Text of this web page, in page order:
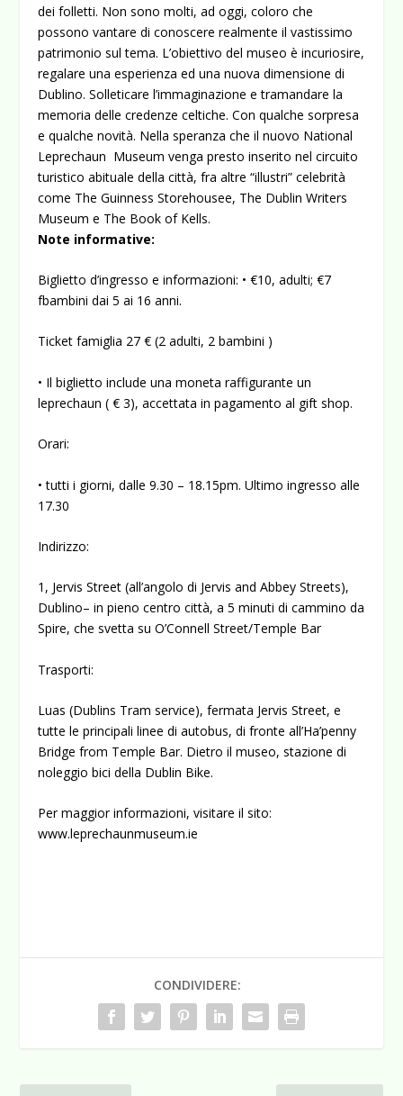
dei folletti. Non sono molti, ad oggi, coloro che
possono vantare di conoscere realmente il vastissimo
patrimonio sul tema. L’obiettivo del museo è incuriosire,
regalare una esperienza ed una nuova dimensione di
Dublino. Solleticare l’immaginazione e tramandare la
memoria delle credenze celtiche. Con qualche sorpresa
e qualche novità. Nella speranza che il nuovo National
Leprechaun Museum venga presto inserito nel circuito
turistico abituale della città, fra altre “illustri” celebrità
come The Guinness Storehousee, The Dublin Writers
Museum e The Book of Kells.
Note informative:
Biglietto d’ingresso e informazioni: • €10, adulti; €7
fbambini dai 5 ai 16 anni.
Ticket famiglia 27 € (2 adulti, 2 bambini )
• Il biglietto include una moneta raffigurante un
leprechaun ( € 3), accettata in pagamento al gift shop.
Orari:
• tutti i giorni, dalle 9.30 – 18.15pm. Ultimo ingresso alle
17.30
Indirizzo:
1, Jervis Street (all’angolo di Jervis and Abbey Streets),
Dublino– in pieno centro città, a 5 minuti di cammino da
Spire, che svetta su O’Connell Street/Temple Bar
Trasporti:
Luas (Dublins Tram service), fermata Jervis Street, e
tutte le principali linee di autobus, di fronte all’Ha’penny
Bridge from Temple Bar. Dietro il museo, stazione di
noleggio bici della Dublin Bike.
Per maggior informazioni, visitare il sito:
www.leprechaunmuseum.ie
CONDIVIDERE: